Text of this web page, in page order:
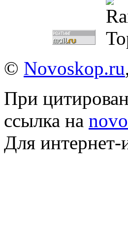
© Novoskop.ru
При
ссылка на
Для